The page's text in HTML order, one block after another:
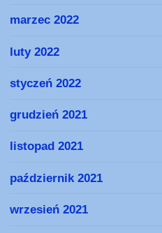
marzec 2022
luty 2022
styczeń 2022
grudzień 2021
listopad 2021
październik 2021
wrzesień 2021